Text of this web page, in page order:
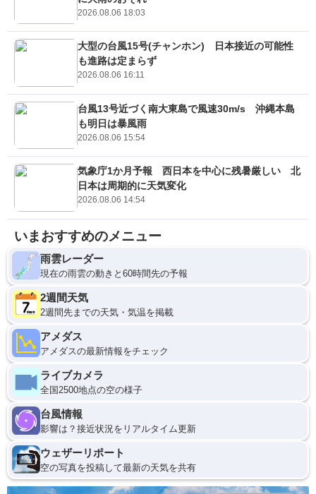
2026.08.06 18:03
大型の台風15号(チャンホン) 日本接近の可能性
も進路は定まらず
2026.08.06 16:11
台風13号近づく南大東島で風速30m/s 沖縄本島
も明日は暴風雨
2026.08.06 15:54
気象庁1か月予報 西日本を中心に残暑厳しい 北
日本は周期的に天気変化
2026.08.06 14:54
いまおすすめのメニュー
雨雲レーダー
現在の雨雲の動きと60時間先の予報
2週間天気
2週間先までの天気・気温を掲載
アメダス
アメダスの最新情報をチェック
ライブカメラ
全国2500地点の空の様子
台風情報
影響は？接近状況をリアルタイム更新
ウェザーリポート
空の写真を投稿して最新の天気を共有